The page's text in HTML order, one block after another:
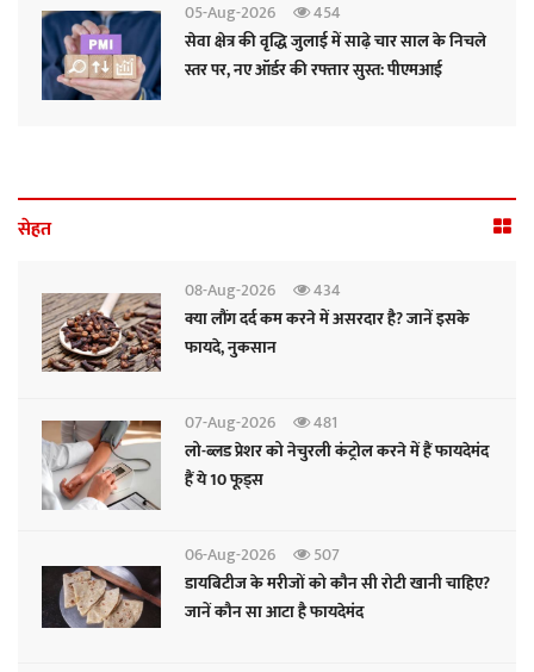
05-Aug-2026
454
सेवा क्षेत्र की वृद्धि जुलाई में साढ़े चार साल के निचले
स्तर पर, नए ऑर्डर की रफ्तार सुस्त: पीएमआई
सेहत
08-Aug-2026
434
क्या लौंग दर्द कम करने में असरदार है? जानें इसके
फायदे, नुकसान
07-Aug-2026
481
लो-ब्लड प्रेशर को नेचुरली कंट्रोल करने में हैं फायदेमंद
हैं ये 10 फूड्स
06-Aug-2026
507
डायबिटीज के मरीजों को कौन सी रोटी खानी चाहिए?
जानें कौन सा आटा है फायदेमंद